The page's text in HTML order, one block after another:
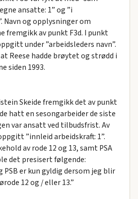
ansatte: 1” og ”i
Navn og opplysninger om
fremgikk av punkt F3d. I punkt
under ”arbeidsleders navn”.
Reese hadde brøytet og strødd i
siden 1993.
Skeide fremgikk det av punkt
hatt en sesongarbeider de siste
var ansatt ved tilbudsfrist. Av
”innleid arbeidskraft: 1”.
av rode 12 og 13, samt PSA
det presisert følgende:
PSB er kun gyldig dersom jeg blir
12 og / eller 13.”